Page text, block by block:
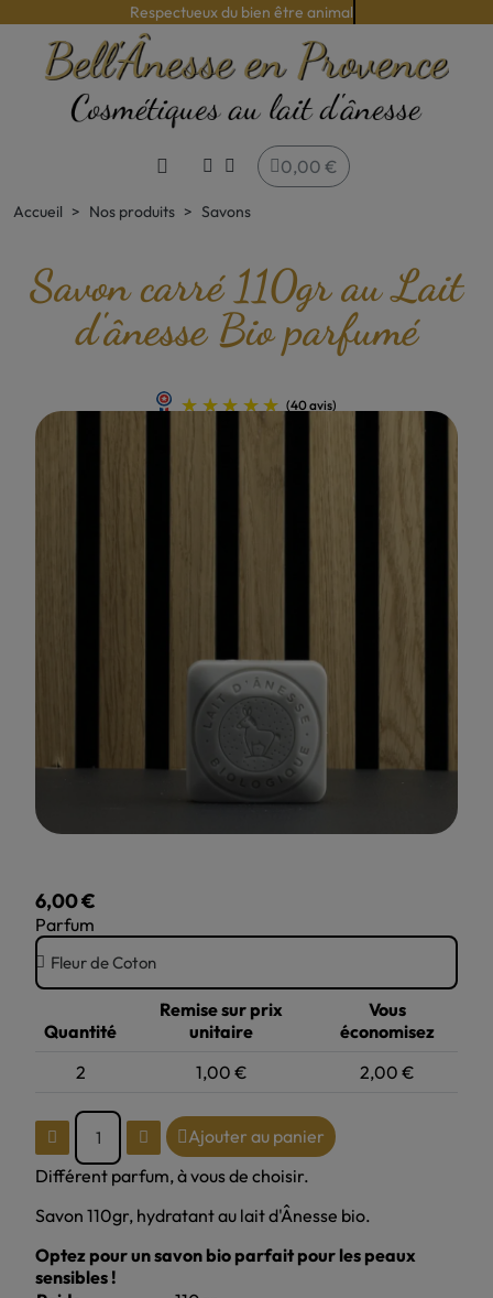
Respectueux du bien être animal
0,00 €
Accueil Nos produits Savons
Savon carré 110gr au Lait
d'ânesse Bio parfumé
6,00 €
Parfum
Quantité
Remise sur prix
unitaire
Vous
économisez
2
1,00 € 2,00 €
Ajouter au panier
Différent parfum, à vous de choisir.
Savon 110gr, hydratant au lait d'Ânesse bio.
Optez pour un savon bio parfait pour les peaux
sensibles !